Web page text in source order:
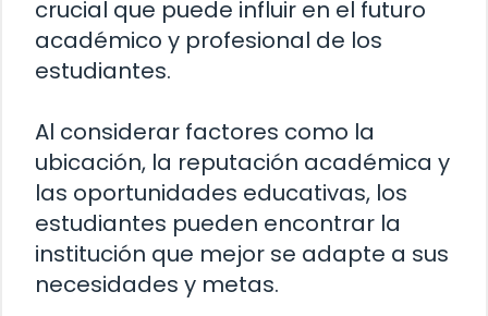
crucial que puede influir en el futuro
académico y profesional de los
estudiantes.
Al considerar factores como la
ubicación, la reputación académica y
las oportunidades educativas, los
estudiantes pueden encontrar la
institución que mejor se adapte a sus
necesidades y metas.